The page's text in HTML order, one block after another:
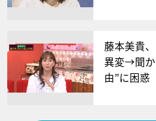
藤本美貴
異変→聞か
由”に困惑